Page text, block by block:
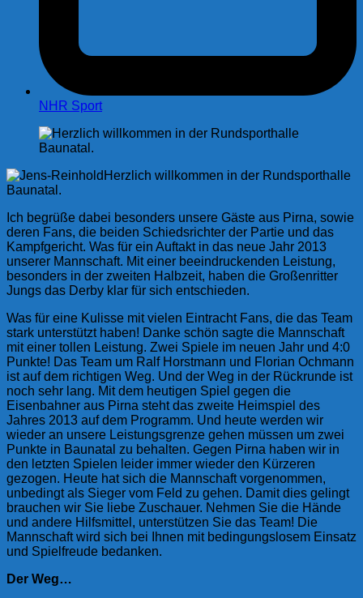
NHR Sport
Herzlich willkommen in der Rundsporthalle
Baunatal.
Ich begrüße dabei besonders unsere Gäste aus Pirna, sowie
deren Fans, die beiden Schiedsrichter der Partie und das
Kampfgericht. Was für ein Auftakt in das neue Jahr 2013
unserer Mannschaft. Mit einer beeindruckenden Leistung,
besonders in der zweiten Halbzeit, haben die Großenritter
Jungs das Derby klar für sich entschieden.
Was für eine Kulisse mit vielen Eintracht Fans, die das Team
stark unterstützt haben! Danke schön sagte die Mannschaft
mit einer tollen Leistung. Zwei Spiele im neuen Jahr und 4:0
Punkte! Das Team um Ralf Horstmann und Florian Ochmann
ist auf dem richtigen Weg. Und der Weg in der Rückrunde ist
noch sehr lang. Mit dem heutigen Spiel gegen die
Eisenbahner aus Pirna steht das zweite Heimspiel des
Jahres 2013 auf dem Programm. Und heute werden wir
wieder an unsere Leistungsgrenze gehen müssen um zwei
Punkte in Baunatal zu behalten. Gegen Pirna haben wir in
den letzten Spielen leider immer wieder den Kürzeren
gezogen. Heute hat sich die Mannschaft vorgenommen,
unbedingt als Sieger vom Feld zu gehen. Damit dies gelingt
brauchen wir Sie liebe Zuschauer. Nehmen Sie die Hände
und andere Hilfsmittel, unterstützen Sie das Team! Die
Mannschaft wird sich bei Ihnen mit bedingungslosem Einsatz
und Spielfreude bedanken.
Der Weg…